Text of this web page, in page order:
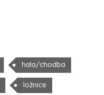
hala/chodba
ložnice